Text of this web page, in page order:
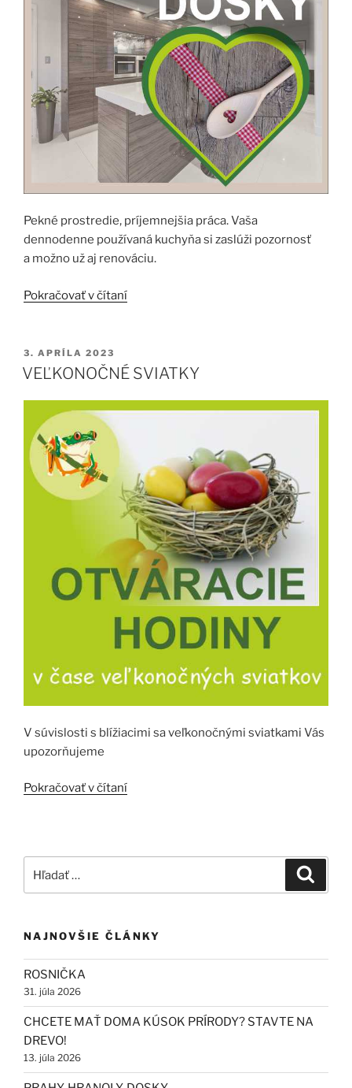
Pekné prostredie, príjemnejšia práca. Vaša
dennodenne používaná kuchyňa si zaslúži pozornosť
a možno už aj renováciu.
Pokračovať v čítaní„VARENIE
PUBLIKOVANÉ
3. APRÍLA 2023
VEĽKONOČNÉ SVIATKY
V súvislosti s blížiacimi sa veľkonočnými sviatkami Vás
upozorňujeme
Pokračovať v čítaní„VEĽKONOČNÉ
NAJNOVŠIE ČLÁNKY
ROSNIČKA
31. júla 2026
CHCETE MAŤ DOMA KÚSOK PRÍRODY? STAVTE NA
DREVO!
13. júla 2026